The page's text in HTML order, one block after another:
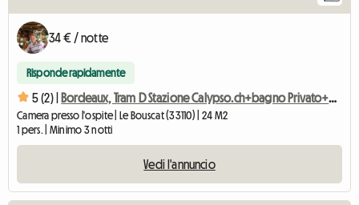
34 € / notte
Risponde rapidamente
5 (2) | Bordeaux, Tram D Stazione Calypso.ch+bagno Privato+wc
Camera presso l'ospite | Le Bouscat (33110) | 24 M2
1 pers. | Minimo 3 notti
Vedi l'annuncio